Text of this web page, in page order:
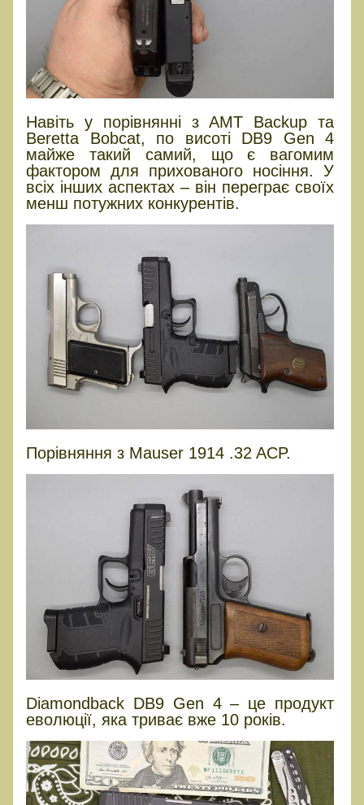
Навіть у порівнянні з AMT Backup та
Beretta Bobcat, по висоті DB9 Gen 4
майже такий самий, що є вагомим
фактором для прихованого носіння. У
всіх інших аспектах – він переграє своїх
менш потужних конкурентів.
Порівняння з Mauser 1914 .32 ACP.
Diamondback DB9 Gen 4 – це продукт
еволюції, яка триває вже 10 років.